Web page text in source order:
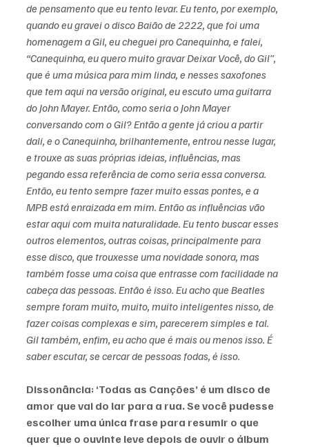
de pensamento que eu tento levar. Eu tento, por exemplo,
quando eu gravei o disco Baião de 2222, que foi uma
homenagem a Gil, eu cheguei pro Canequinha, e falei,
“Canequinha, eu quero muito gravar Deixar Você, do Gil”,
que é uma música para mim linda, e nesses saxofones
que tem aqui na versão original, eu escuto uma guitarra
do John Mayer. Então, como seria o John Mayer
conversando com o Gil? Então a gente já criou a partir
dali, e o Canequinha, brilhantemente, entrou nesse lugar,
e trouxe as suas próprias ideias, influências, mas
pegando essa referência de como seria essa conversa.
Então, eu tento sempre fazer muito essas pontes, e a
MPB está enraizada em mim. Então as influências vão
estar aqui com muita naturalidade. Eu tento buscar esses
outros elementos, outras coisas, principalmente para
esse disco, que trouxesse uma novidade sonora, mas
também fosse uma coisa que entrasse com facilidade na
cabeça das pessoas. Então é isso. Eu acho que Beatles
sempre foram muito, muito, muito inteligentes nisso, de
fazer coisas complexas e sim, parecerem simples e tal.
Gil também, enfim, eu acho que é mais ou menos isso. É
saber escutar, se cercar de pessoas fodas, é isso.
Dissonância: ‘Todas as Canções’ é um disco de
amor que vai do lar para a rua. Se você pudesse
escolher uma única frase para resumir o que
quer que o ouvinte leve depois de ouvir o álbum